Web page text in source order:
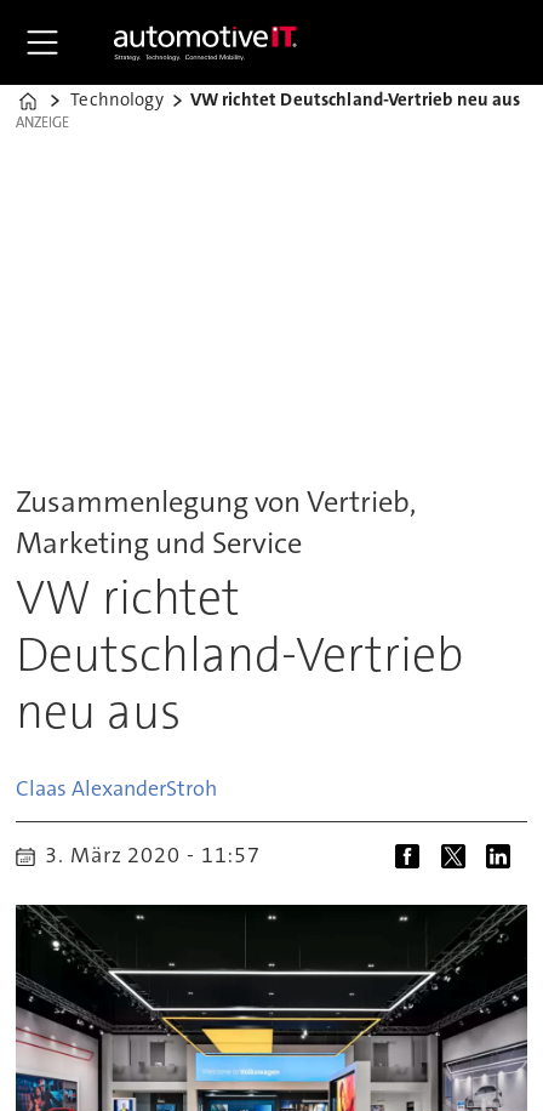
Home
Technology VW richtet Deutschland-Vertrieb neu aus
ANZEIGE
ANZEIGE
Zusammenlegung von Vertrieb,
Marketing und Service
VW richtet
Deutschland-Vertrieb
neu aus
Claas AlexanderStroh
3. März 2020 - 11:57